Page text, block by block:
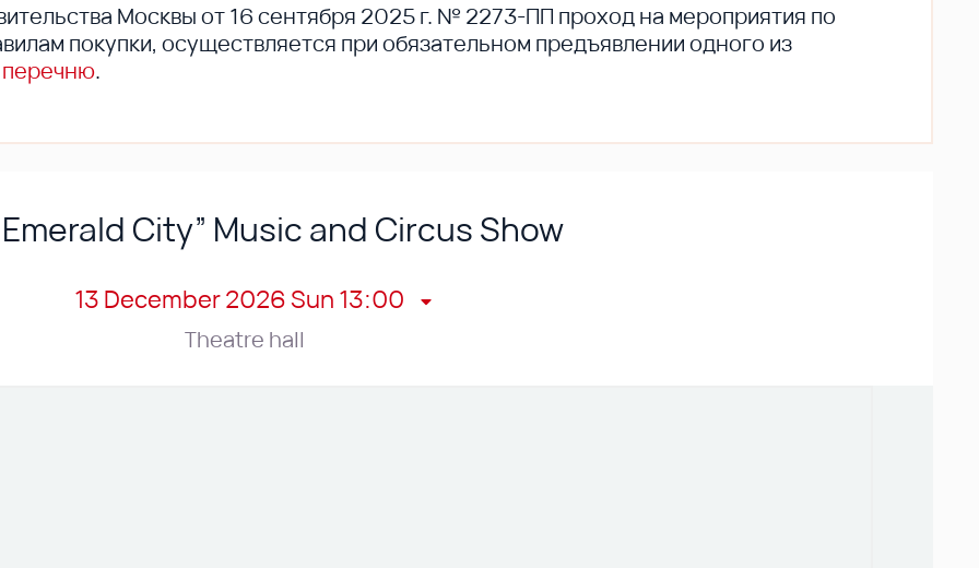
Москвы от 16 сентября 2025 г. № 2273-ПП проход на мероприятия по
покупки, осуществляется при обязательном предъявлении одного из
.
City” Music and Circus Show
13 December 2026 Sun 13:00
Theatre hall